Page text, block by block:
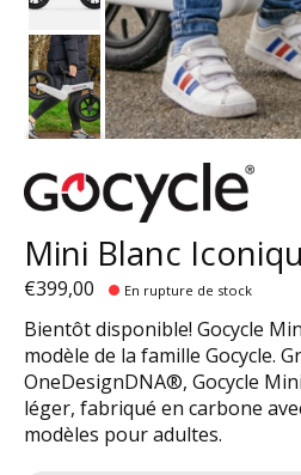
Mini Blanc
€399,00 En rupture de stock
Bientôt disponible! Gocycle
modèle de la famille Gocycle.
OneDesignDNA®, Gocycle
léger, fabriqué en carbone
modèles pour adultes.